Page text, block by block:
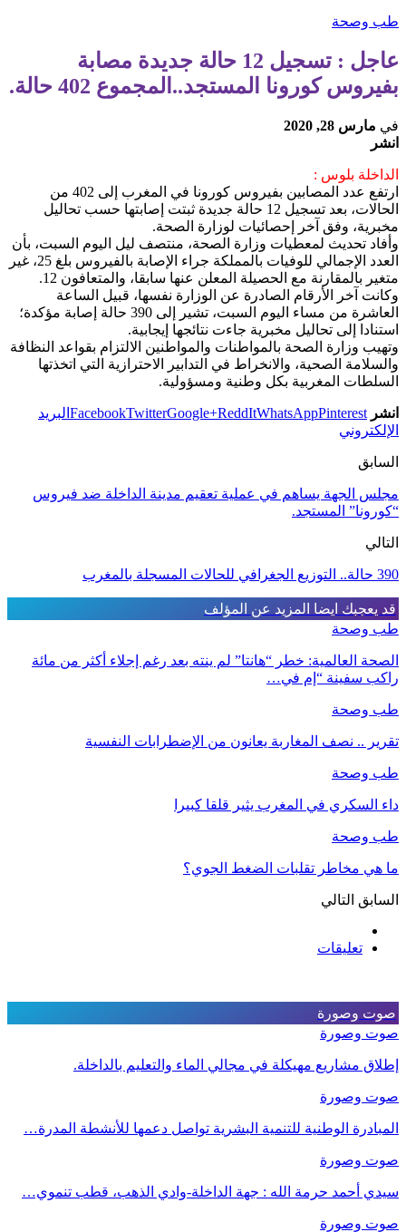
طب وصحة
عاجل : تسجيل 12 حالة جديدة مصابة
بفيروس كورونا المستجد..المجموع 402 حالة.
في مارس 28, 2020
انشر
الداخلة بلوس :
ارتفع عدد المصابين بفيروس كورونا في المغرب إلى 402 من
الحالات، بعد تسجيل 12 حالة جديدة ثبتت إصابتها حسب تحاليل
مخبرية، وفق آخر إحصائيات لوزارة الصحة.
وأفاد تحديث لمعطيات وزارة الصحة، منتصف ليل اليوم السبت، بأن
العدد الإجمالي للوفيات بالمملكة جراء الإصابة بالفيروس بلغ 25، غير
متغير بالمقارنة مع الحصيلة المعلن عنها سابقا، والمتعافون 12.
وكانت آخر الأرقام الصادرة عن الوزارة نفسها، قبيل الساعة
العاشرة من مساء اليوم السبت، تشير إلى 390 حالة إصابة مؤكدة؛
استنادا إلى تحاليل مخبرية جاءت نتائجها إيجابية.
وتهيب وزارة الصحة بالمواطنات والمواطنين الالتزام بقواعد النظافة
والسلامة الصحية، والانخراط في التدابير الاحترازية التي اتخذتها
السلطات المغربية بكل وطنية ومسؤولية.
انشر FacebookTwitterGoogle+ReddItWhatsAppPinterest
البريد
الإلكتروني
السابق
مجلس الجهة يساهم في عملية تعقيم مدينة الداخلة ضد فيروس
“كورونا” المستجد.
التالي
390 حالة.. التوزيع الجغرافي للحالات المسجلة بالمغرب
قد يعجبك ايضا المزيد عن المؤلف
طب وصحة
الصحة العالمية: خطر “هانتا” لم ينته بعد رغم إجلاء أكثر من مائة
راكب سفينة “إم في…
طب وصحة
تقرير .. نصف المغاربة يعانون من الإضطرابات النفسية
طب وصحة
داء السكري في المغرب يثير قلقا كبيرا
طب وصحة
ما هي مخاطر تقلبات الضغط الجوي؟
السابق التالي
تعليقات
صوت وصورة
صوت وصورة
إطلاق مشاريع مهيكلة في مجالي الماء والتعليم بالداخلة.
صوت وصورة
المبادرة الوطنية للتنمية البشرية تواصل دعمها للأنشطة المدرة…
صوت وصورة
سيدي أحمد حرمة الله : جهة الداخلة-وادي الذهب، قطب تنموي…
صوت وصورة